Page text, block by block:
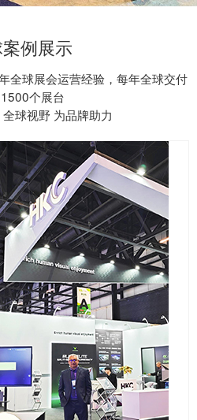
例展示
全球展会运营经验，每年全球交付
个展台
球视野 为品牌助力